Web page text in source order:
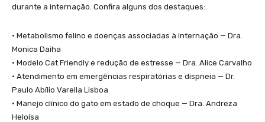
durante a internação. Confira alguns dos destaques:
• Metabolismo felino e doenças associadas à internação — Dra.
Monica Daiha
• Modelo Cat Friendly e redução de estresse — Dra. Alice Carvalho
• Atendimento em emergências respiratórias e dispneia — Dr.
Paulo Abílio Varella Lisboa
• Manejo clínico do gato em estado de choque — Dra. Andreza
Heloísa